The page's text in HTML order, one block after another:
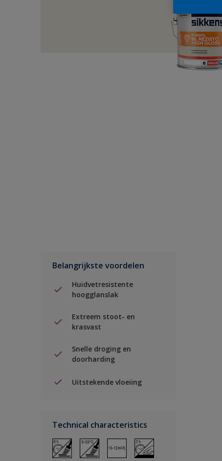
Belangrijkste voordelen
Huidvetresistente
hoogglanslak
Extreem stoot- en
krasvast
Snelle droging en
doorharding
Uitstekende vloeiing
Technical characteristics